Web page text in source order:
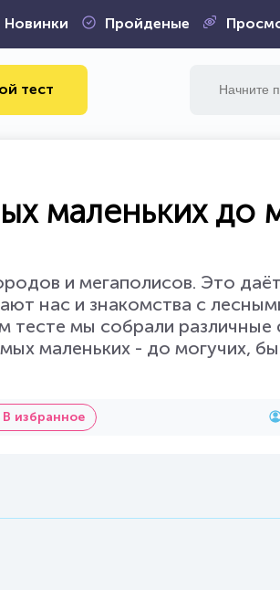
Новинки Пройденые
тест
маленьких до
и мегаполисов. Это
нас и знакомства с
тесте мы собрали различные
маленьких - до могучих,
В избранное